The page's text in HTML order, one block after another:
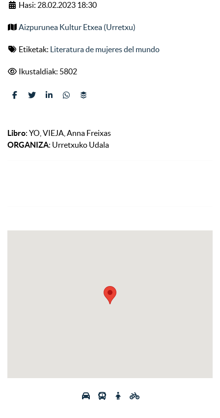
Hasi: 28.02.2023 18:30
Aizpurunea Kultur Etxea (Urretxu)
Etiketak: Literatura de mujeres del mundo
Ikustaldiak: 5802
Libro: YO, VIEJA, Anna Freixas
ORGANIZA: Urretxuko Udala